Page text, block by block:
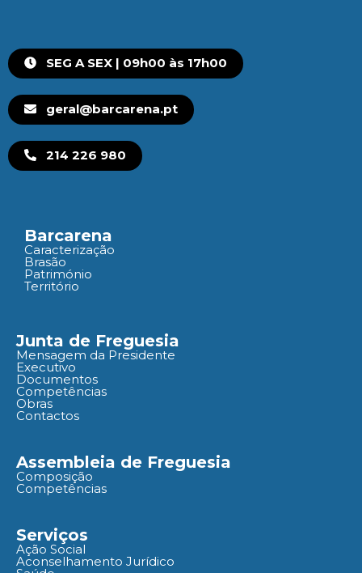
SEG A SEX | 09h00 às 17h00
geral@barcarena.pt
214 226 980
Barcarena
Caracterização
Brasão
Património
Território
Junta de Freguesia
Mensagem da Presidente
Executivo
Documentos
Competências
Obras
Contactos
Assembleia de Freguesia
Composição
Competências
Serviços
Ação Social
Aconselhamento Jurídico